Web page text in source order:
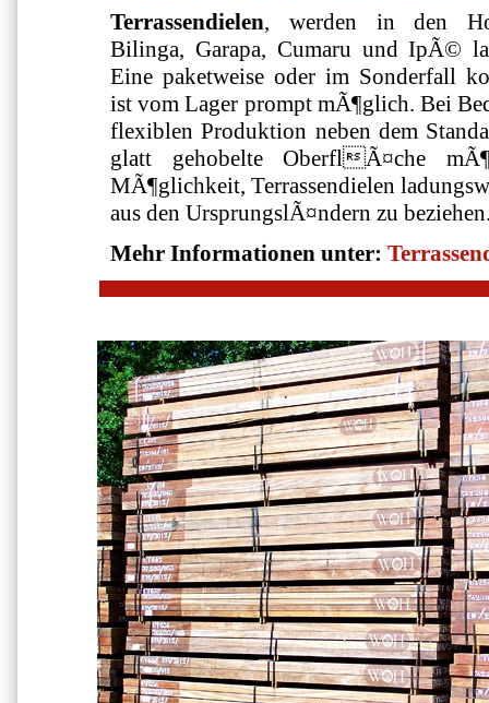
Terrassendielen, werden in den
Bilinga, Garapa, Cumaru und IpÃ©
Eine paketweise oder im Sonderfall
ist vom Lager prompt mÃ¶glich. Bei
flexiblen Produktion neben dem
glatt gehobelte OberflÃ¤che
MÃ¶glichkeit, Terrassendielen
aus den UrsprungslÃ¤ndern zu
Mehr Informationen unter: